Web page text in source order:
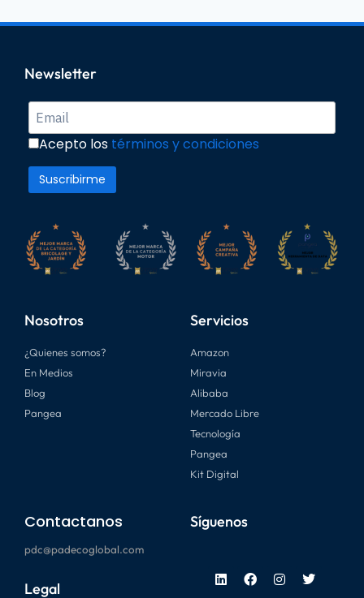
Síguenos
Contactanos
pdc@padecoglobal.com
Legal
Servicios
Amazon
Miravia
Alibaba
Mercado Libre
Tecnología
Pangea
Kit Digital
Nosotros
¿Quienes somos?
En Medios
Blog
Pangea
Newsletter
Acepto los términos y condiciones